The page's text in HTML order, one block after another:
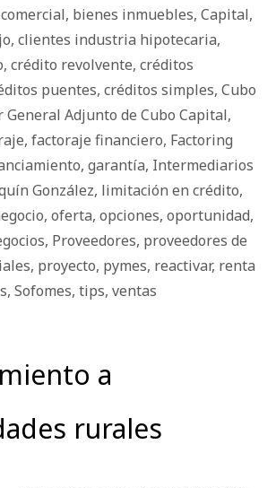
, bienes inmuebles, Capital,
, clientes industria hipotecaria,
, crédito revolvente, créditos
puentes, créditos simples, Cubo
General Adjunto de Cubo Capital,
, factoraje financiero, Factoring
, garantía, Intermediarios
González, limitación en crédito,
, oferta, opciones, oportunidad,
, Proveedores, proveedores de
, proyecto, pymes, reactivar, renta
, Sofomes, tips, ventas
a
rurales